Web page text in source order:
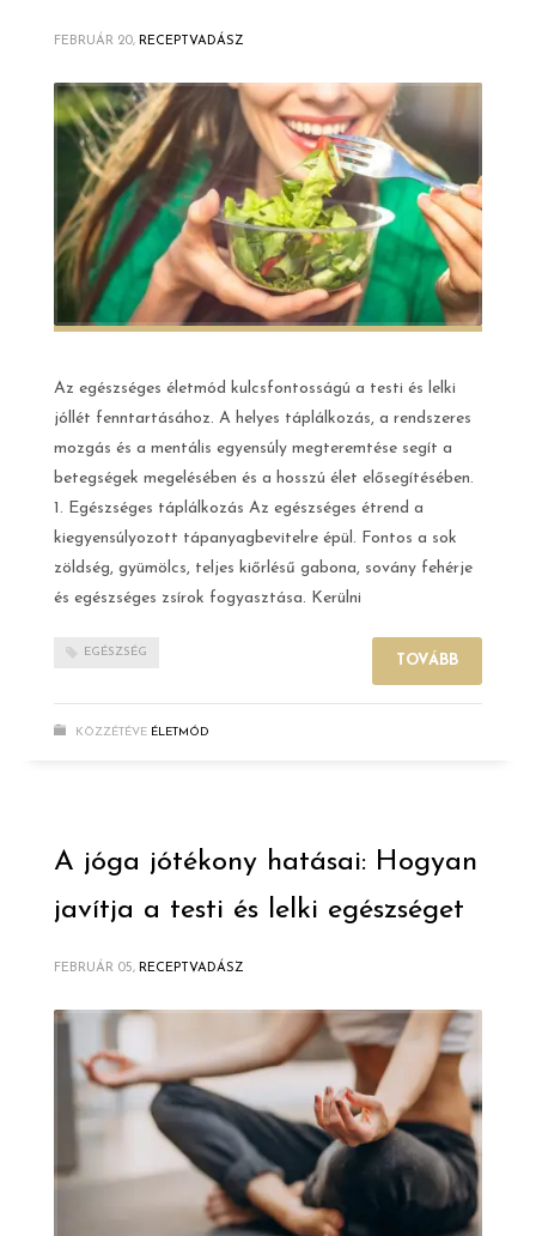
FEBRUÁR 20, RECEPTVADÁSZ
Az egészséges életmód kulcsfontosságú a testi és lelki
jóllét fenntartásához. A helyes táplálkozás, a rendszeres
mozgás és a mentális egyensúly megteremtése segít a
betegségek megelésében és a hosszú élet elősegítésében.
1. Egészséges táplálkozás Az egészséges étrend a
kiegyensúlyozott tápanyagbevitelre épül. Fontos a sok
zöldség, gyümölcs, teljes kiőrlésű gabona, sovány fehérje
és egészséges zsírok fogyasztása. Kerülni
EGÉSZSÉG
TOVÁBB
KÖZZÉTÉVE ÉLETMÓD
A jóga jótékony hatásai: Hogyan
javítja a testi és lelki egészséget
FEBRUÁR 05, RECEPTVADÁSZ